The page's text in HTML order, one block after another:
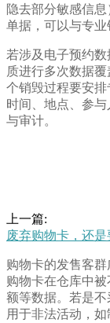
隐去部分敏感信
单据，可以与专业
若涉及电子预约
质进行多次数据
个销毁过程要安
时间、地点、参
与审计。
上一篇:
废弃购物卡，还
购物卡的发售客
购物卡在仓库中
额等数据。若是
用于非法活动，